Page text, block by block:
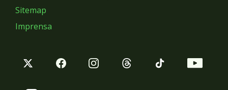
Sitemap
Imprensa